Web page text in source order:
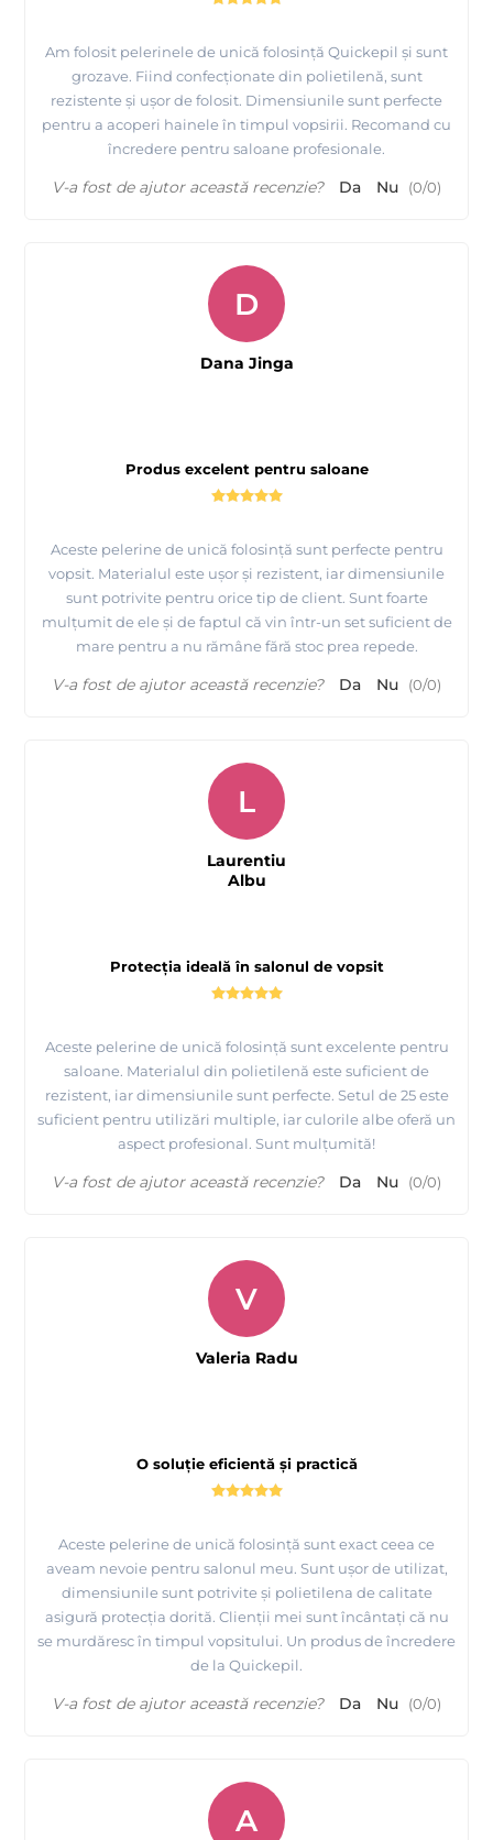
Am folosit pelerinele de unică folosință Quickepil și sunt
grozave. Fiind confecționate din polietilenă, sunt
rezistente și ușor de folosit. Dimensiunile sunt perfecte
pentru a acoperi hainele în timpul vopsirii. Recomand cu
încredere pentru saloane profesionale.
V-a fost de ajutor această recenzie? Da Nu (0/0)
Produs excelent pentru saloane
Aceste pelerine de unică folosință sunt perfecte pentru
vopsit. Materialul este ușor și rezistent, iar dimensiunile
sunt potrivite pentru orice tip de client. Sunt foarte
mulțumit de ele și de faptul că vin într-un set suficient de
mare pentru a nu rămâne fără stoc prea repede.
D
Dana Jinga
V-a fost de ajutor această recenzie? Da Nu (0/0)
Protecția ideală în salonul de vopsit
Aceste pelerine de unică folosință sunt excelente pentru
saloane. Materialul din polietilenă este suficient de
rezistent, iar dimensiunile sunt perfecte. Setul de 25 este
suficient pentru utilizări multiple, iar culorile albe oferă un
aspect profesional. Sunt mulțumită!
L
Laurentiu
Albu
V-a fost de ajutor această recenzie? Da Nu (0/0)
O soluție eficientă și practică
Aceste pelerine de unică folosință sunt exact ceea ce
aveam nevoie pentru salonul meu. Sunt ușor de utilizat,
dimensiunile sunt potrivite și polietilena de calitate
asigură protecția dorită. Clienții mei sunt încântați că nu
se murdăresc în timpul vopsitului. Un produs de încredere
de la Quickepil.
V
Valeria Radu
V-a fost de ajutor această recenzie? Da Nu (0/0)
A